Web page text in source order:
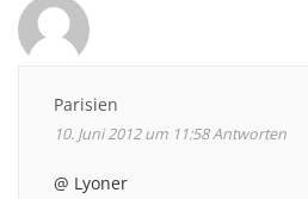
Parisien
10. Juni 2012 um 11:58Antworten
@ Lyoner